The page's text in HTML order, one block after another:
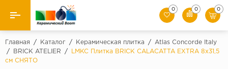
Назад
Производители
0 0 0
Главная / Каталог / Керамическая плитка /
Atlas Concorde Italy
/
BRICK ATELIER /
LMKC Плитка BRICK CALACATTA EXTRA 8x31,5
см СНЯТО